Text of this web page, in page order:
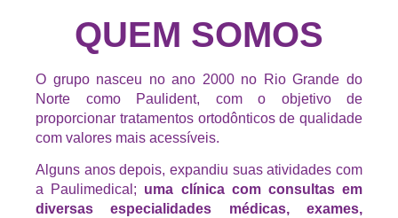
QUEM SOMOS
O grupo nasceu no ano 2000 no Rio Grande do
Norte como Paulident, com o objetivo de
proporcionar tratamentos ortodônticos de qualidade
com valores mais acessíveis.
Alguns anos depois, expandiu suas atividades com
a Paulimedical; uma clínica com consultas em
diversas especialidades médicas, exames,